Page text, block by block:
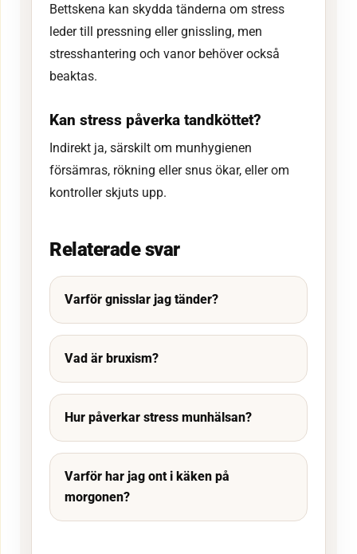
Bettskena kan skydda tänderna om stress
leder till pressning eller gnissling, men
stresshantering och vanor behöver också
beaktas.
Kan stress påverka tandköttet?
Indirekt ja, särskilt om munhygienen
försämras, rökning eller snus ökar, eller om
kontroller skjuts upp.
Relaterade svar
Varför gnisslar jag tänder?
Vad är bruxism?
Hur påverkar stress munhälsan?
Varför har jag ont i käken på
morgonen?